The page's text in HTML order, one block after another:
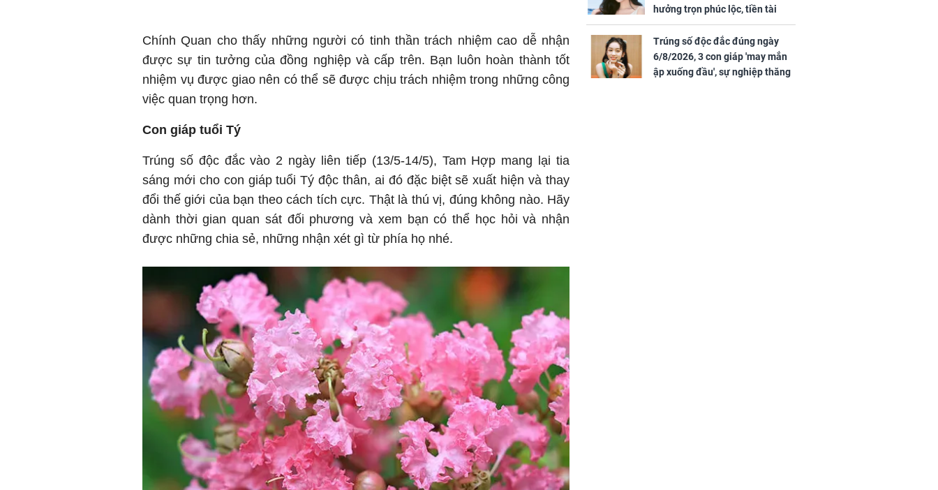
Chính Quan cho thấy những người có tinh thần trách nhiệm cao dễ nhận
được sự tin tưởng của đồng nghiệp và cấp trên. Bạn luôn hoàn thành tốt
nhiệm vụ được giao nên có thể sẽ được chịu trách nhiệm trong những công
việc quan trọng hơn.
Con giáp tuổi Tý
Trúng số độc đắc vào 2 ngày liên tiếp (13/5-14/5), Tam Hợp mang lại tia
sáng mới cho con giáp tuổi Tý độc thân, ai đó đặc biệt sẽ xuất hiện và thay
đổi thế giới của bạn theo cách tích cực. Thật là thú vị, đúng không nào. Hãy
dành thời gian quan sát đối phương và xem bạn có thể học hỏi và nhận
được những chia sẻ, những nhận xét gì từ phía họ nhé.
hưởng trọn phúc lộc, tiền tài
tăng vọt, công danh sự nghiệp
thăng hạng không ngừng
Trúng số độc đắc đúng ngày
6/8/2026, 3 con giáp 'may mắn
ập xuống đầu', sự nghiệp thăng